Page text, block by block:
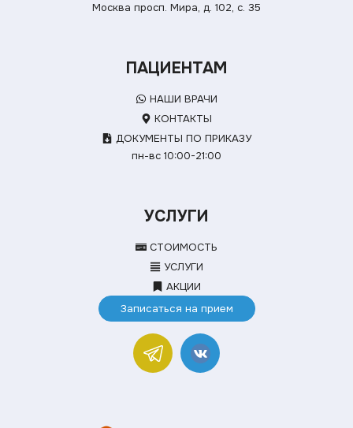
Москва просп. Мира, д. 102, с. 35
ПАЦИЕНТАМ
НАШИ ВРАЧИ
КОНТАКТЫ
ДОКУМЕНТЫ ПО ПРИКАЗУ
пн-вс 10:00-21:00
УСЛУГИ
СТОИМОСТЬ
УСЛУГИ
АКЦИИ
Записаться на прием